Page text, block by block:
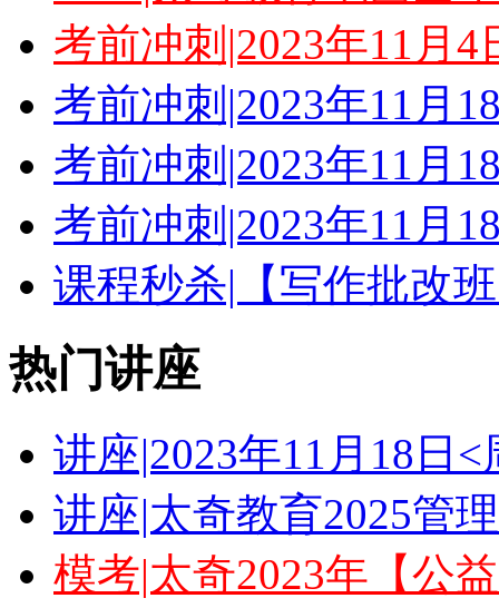
考前冲刺|2023年11月
考前冲刺|2023年11月
考前冲刺|2023年11月
考前冲刺|2023年11月
课程秒杀|【写作批改
热门讲座
讲座|2023年11月18日
讲座|太奇教育2025管
模考|太奇2023年【公